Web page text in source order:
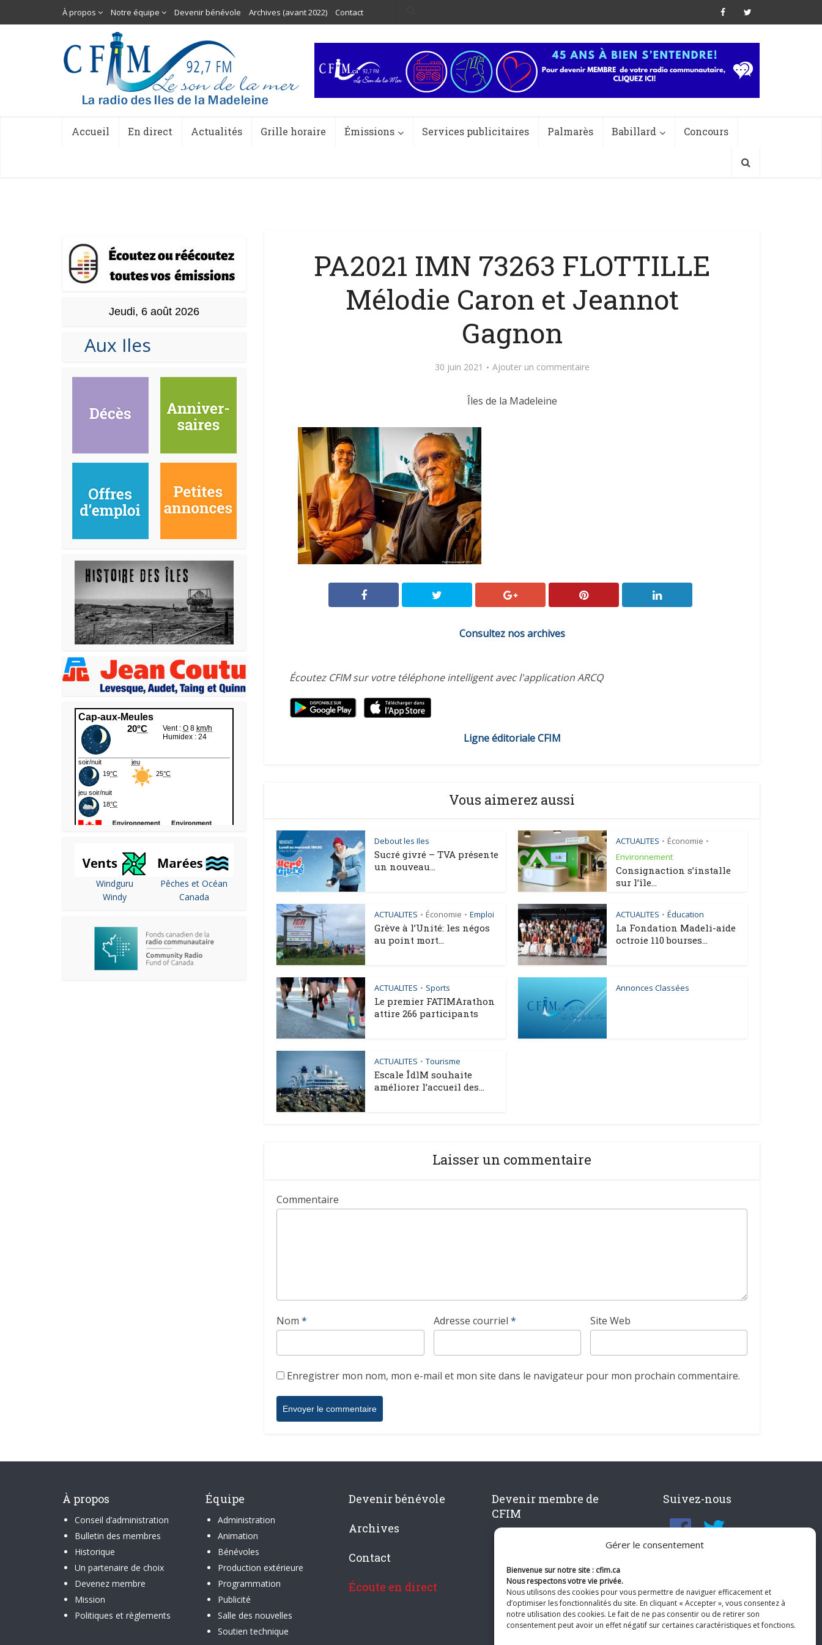
Gérer le consentement
Bienvenue sur notre site : cfim.ca
Nous respectons votre vie privée.
Nous utilisons des cookies pour vous permettre de naviguer efficacement et
d’optimiser les fonctionnalités du site. En cliquant « Accepter », vous consentez à
notre utilisation des cookies. Le fait de ne pas consentir ou de retirer son
consentement peut avoir un effet négatif sur certaines caractéristiques et fonctions.
À propos Notre équipe Devenir bénévole Archives (avant 2022) Contact
Accueil En direct Actualités Grille horaire Émissions Services publicitaires Palmarès Babillard Concours
Jeudi, 6 août 2026
Aux Iles
Windguru
Windy
Pêches et Océan
Canada
PA2021 IMN 73263 FLOTTILLE
Mélodie Caron et Jeannot
Gagnon
30 juin 2021 Ajouter un commentaire
Îles de la Madeleine
Consultez nos archives
Écoutez CFIM sur votre téléphone intelligent avec l'application ARCQ
Ligne éditoriale CFIM
Vous aimerez aussi
Debout les Iles
Sucré givré – TVA présente
un nouveau...
ACTUALITES • Économie •
Environnement
Consignaction s’installe
sur l’île...
ACTUALITES • Économie • Emploi
Grève à l’Unité: les négos
au point mort...
ACTUALITES • Éducation
La Fondation Madeli-aide
octroie 110 bourses...
ACTUALITES • Sports
Le premier FATIMArathon
attire 266 participants
Annonces Classées
ACTUALITES • Tourisme
Escale ÎdlM souhaite
améliorer l’accueil des...
Laisser un commentaire
Commentaire
Nom * Adresse courriel * Site Web
Enregistrer mon nom, mon e-mail et mon site dans le navigateur pour mon prochain commentaire.
À propos
Conseil d’administration
Bulletin des membres
Historique
Un partenaire de choix
Devenez membre
Mission
Politiques et règlements
Équipe
Administration
Animation
Bénévoles
Production extérieure
Programmation
Publicité
Salle des nouvelles
Soutien technique
Devenir bénévole
Archives
Contact
Écoute en direct
Devenir membre de
CFIM
Suivez-nous